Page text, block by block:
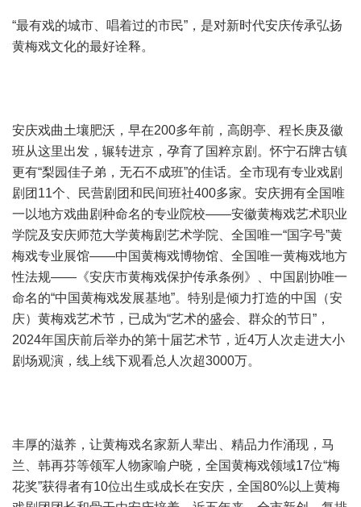
“最有戏的城市、唱着过的市民”，是对新时代安庆传承弘扬
黄梅戏文化的最好诠释。
安庆戏曲土壤肥沃，早在200多年前，高朗亭、程长庚及徽
班从这里出发，辗转进京，孕育了国粹京剧。怀宁石牌古镇
更有“梨园佳子弟，无石不成班”的佳话。全市现有专业戏剧
剧团11个、民营剧团和民间班社400多家。安庆拥有全国唯
一以地方戏曲剧种命名的专业院校——安徽黄梅戏艺术职业
学院及安庆师范大学黄梅剧艺术学院、全国唯一“国字号”黄
梅戏专业展馆——中国黄梅戏博物馆、全国唯一黄梅戏地方
性法规——《安庆市黄梅戏保护传承条例》、中国剧协唯一
命名的“中国黄梅戏发展基地”。特别是倾力打造的中国（安
庆）黄梅戏艺术节，已成为“艺术的盛会、群众的节日”，
2024年国庆前后举办的第十届艺术节，近4万人次走进大小
剧场观演，线上线下观看总人次超3000万。
丰厚的滋养，让黄梅戏名家新人辈出、精品力作涌现，马
兰、韩再芬等领军人物家喻户晓，全国黄梅戏领域17位“梅
花奖”获得者有10位出生或成长在安庆，全国80%以上黄梅